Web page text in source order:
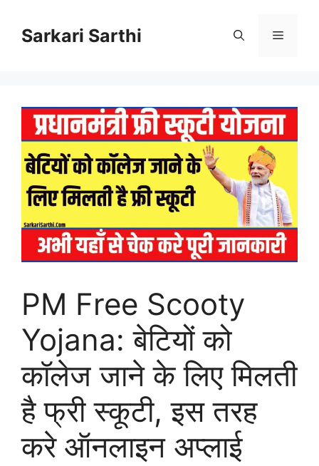
contentSarkari Sarthi Menu
PM Free Scooty
Yojana: बेटियों को
कॉलेज जाने के लिए मिलती
है फ्री स्कूटी, इस तरह
करे ऑनलाइन अप्लाई